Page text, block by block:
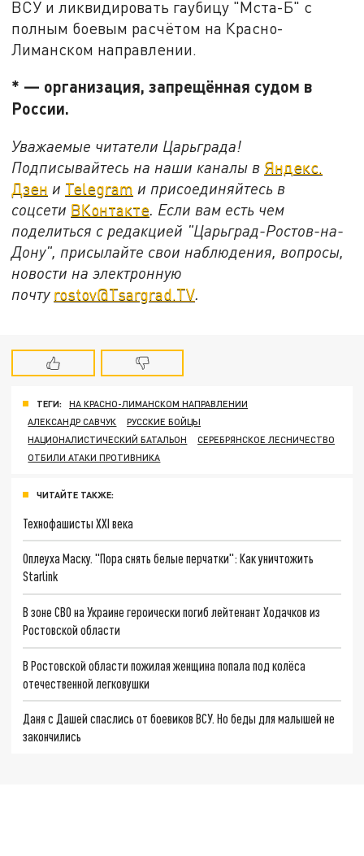
ВСУ и ликвидировать гаубицу "Мста-Б" с
полным боевым расчётом на Красно-
Лиманском направлении.
* — организация, запрещённая судом в
России.
Уважаемые читатели Царьграда!
Подписывайтесь на наши каналы в Яндекс.
Дзен и Telegram и присоединяйтесь в
соцсети ВКонтакте. Если вам есть чем
поделиться с редакцией "Царьград-Ростов-на-
Дону", присылайте свои наблюдения, вопросы,
новости на электронную
почту rostov@Tsargrad.ТV.
ТЕГИ:
НА КРАСНО-ЛИМАНСКОМ НАПРАВЛЕНИИ
АЛЕКСАНДР САВЧУК
РУССКИЕ БОЙЦЫ
НАЦИОНАЛИСТИЧЕСКИЙ БАТАЛЬОН
СЕРЕБРЯНСКОЕ ЛЕСНИЧЕСТВО
ОТБИЛИ АТАКИ ПРОТИВНИКА
ЧИТАЙТЕ ТАКЖЕ:
Технофашисты XXI века
Оплеуха Маску. "Пора снять белые перчатки": Как уничтожить
Starlink
В зоне СВО на Украине героически погиб лейтенант Ходачков из
Ростовской области
В Ростовской области пожилая женщина попала под колёса
отечественной легковушки
Даня с Дашей спаслись от боевиков ВСУ. Но беды для малышей не
закончились